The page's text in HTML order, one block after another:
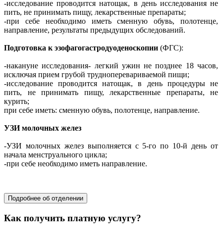
-исследование проводится натощак, в день исследования не
пить, не принимать пищу, лекарственные препараты;
-при себе необходимо иметь сменную обувь, полотенце,
направление, результаты предыдущих обследований.
Подготовка к эзофагогастродуоденоскопии (ФГС):
-накануне исследования- легкий ужин не позднее 18 часов,
исключая прием грубой трудноперевариваемой пищи;
-исследование проводится натощак, в день процедуры не
пить, не принимать пищу, лекарственные препараты, не
курить;
при себе иметь: сменную обувь, полотенце, направление.
УЗИ молочных желез
-УЗИ молочных желез выполняется с 5-го по 10-й день от
начала менструального цикла;
-при себе необходимо иметь направление.
Подробнее об отделении
Как получить платную услугу?